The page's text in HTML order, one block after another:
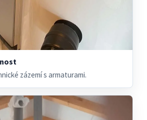
zázemí s armaturami.